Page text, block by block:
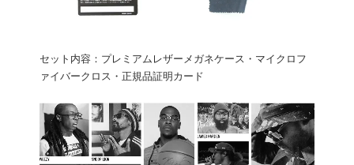
セット内容：プレミアムレザーメガネケース・マイクロフ
ァイバークロス・正規品証明カード